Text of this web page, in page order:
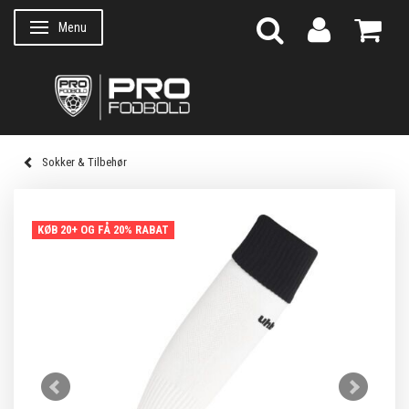
Skifte navigation
Menu
Sokker & Tilbehør
KØB 20+ OG FÅ 20% RABAT